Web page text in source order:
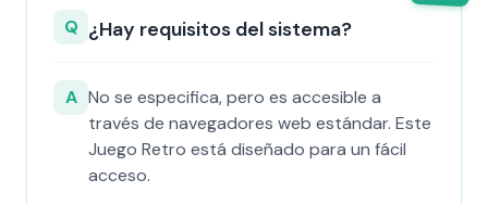
Q ¿Hay requisitos del sistema?
A No se especifica, pero es accesible a
través de navegadores web estándar. Este
Juego Retro está diseñado para un fácil
acceso.